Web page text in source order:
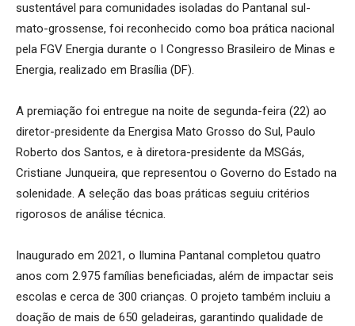
sustentável para comunidades isoladas do Pantanal sul-
mato-grossense, foi reconhecido como boa prática nacional
pela FGV Energia durante o I Congresso Brasileiro de Minas e
Energia, realizado em Brasília (DF).
A premiação foi entregue na noite de segunda-feira (22) ao
diretor-presidente da Energisa Mato Grosso do Sul, Paulo
Roberto dos Santos, e à diretora-presidente da MSGás,
Cristiane Junqueira, que representou o Governo do Estado na
solenidade. A seleção das boas práticas seguiu critérios
rigorosos de análise técnica.
Inaugurado em 2021, o Ilumina Pantanal completou quatro
anos com 2.975 famílias beneficiadas, além de impactar seis
escolas e cerca de 300 crianças. O projeto também incluiu a
doação de mais de 650 geladeiras, garantindo qualidade de